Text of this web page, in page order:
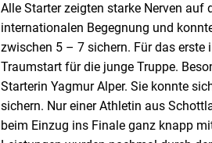
Alle Starter zeigten starke Nerven auf
internationalen Begegnung und
zwischen 5 – 7 sichern. Für das
Traumstart für die junge Truppe.
Starterin Yagmur Alper. Sie konnte
sichern. Nur einer Athletin aus
beim Einzug ins Finale ganz knapp